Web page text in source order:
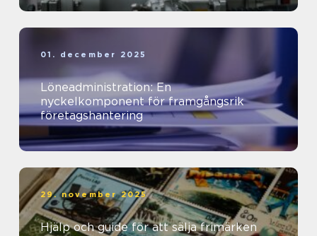
01. december 2025
Löneadministration: En
nyckelkomponent för framgångsrik
företagshantering
29. november 2025
Hjälp och guide för att sälja frimärken